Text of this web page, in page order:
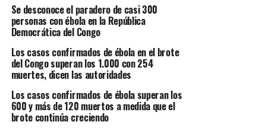
Se desconoce el paradero de casi 300
personas con ébola en la República
Democrática del Congo
Los casos confirmados de ébola en el brote
del Congo superan los 1.000 con 254
muertes, dicen las autoridades
Los casos confirmados de ébola superan los
600 y más de 120 muertos a medida que el
brote continúa creciendo